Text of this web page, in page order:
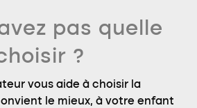
pas quelle
?
vous aide à choisir la
le mieux, à votre enfant